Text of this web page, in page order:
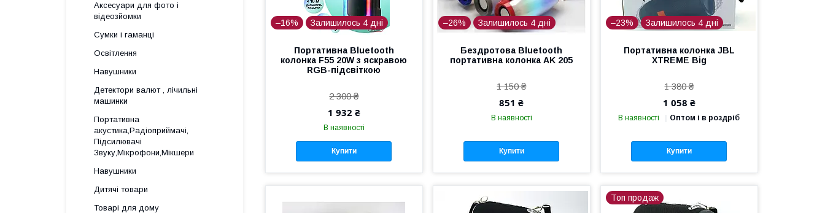
–16% Залишилось 4 дні
Портативна Bluetooth
колонка F55 20W з яскравою
RGB-підсвіткою
2 300 ₴
1 932 ₴
В наявності
Купити
–26% Залишилось 4 дні
Бездротова Bluetooth
портативна колонка AK 205
1 150 ₴
851 ₴
В наявності
Купити
–23% Залишилось 4 дні
Портативна колонка JBL
XTREME Big
1 380 ₴
1 058 ₴
В наявності Оптом і в роздріб
Купити
Топ продаж
Аксесуари для фото і
відеозйомки
Сумки і гаманці
Освітлення
Навушники
Детектори валют , лічильні
машинки
Портативна
акустика,Радіоприймачі,
Підсилювачі
Звуку,Мікрофони,Мікшери
Навушники
Дитячі товари
Товарі для дому